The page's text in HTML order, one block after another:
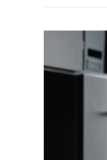
ME
HAN
MI